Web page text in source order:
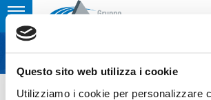
Questo sito web utilizza i cookie
Utilizziamo i cookie per personalizzare
Toggle
navigation
MENU